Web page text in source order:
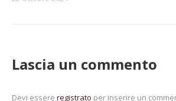
Lascia un commento
Devi essere registrato per inserire un